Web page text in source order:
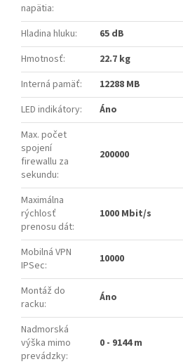
napätia:
Hladina hluku:
65 dB
Hmotnosť:
22.7 kg
Interná pamäť:
12288 MB
LED indikátory:
Áno
Max. počet
spojení
firewallu za
sekundu:
200000
Maximálna
rýchlosť
prenosu dát:
1000 Mbit/s
Mobilná VPN
IPSec: 10000
Montáž do
racku: Áno
Nadmorská
výška mimo
prevádzky:
0 - 9144 m